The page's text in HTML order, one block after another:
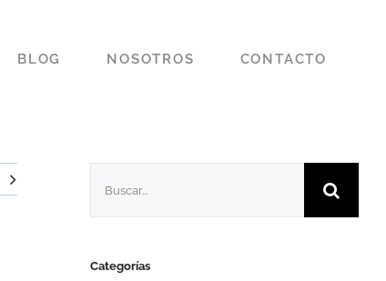
BLOG NOSOTROS CONTACTO
Categorías